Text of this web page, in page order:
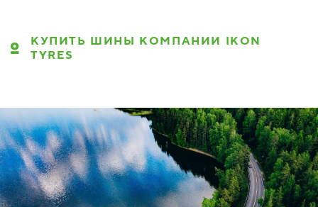
КУПИТЬ ШИНЫ КОМПАНИИ IKON
TYRES